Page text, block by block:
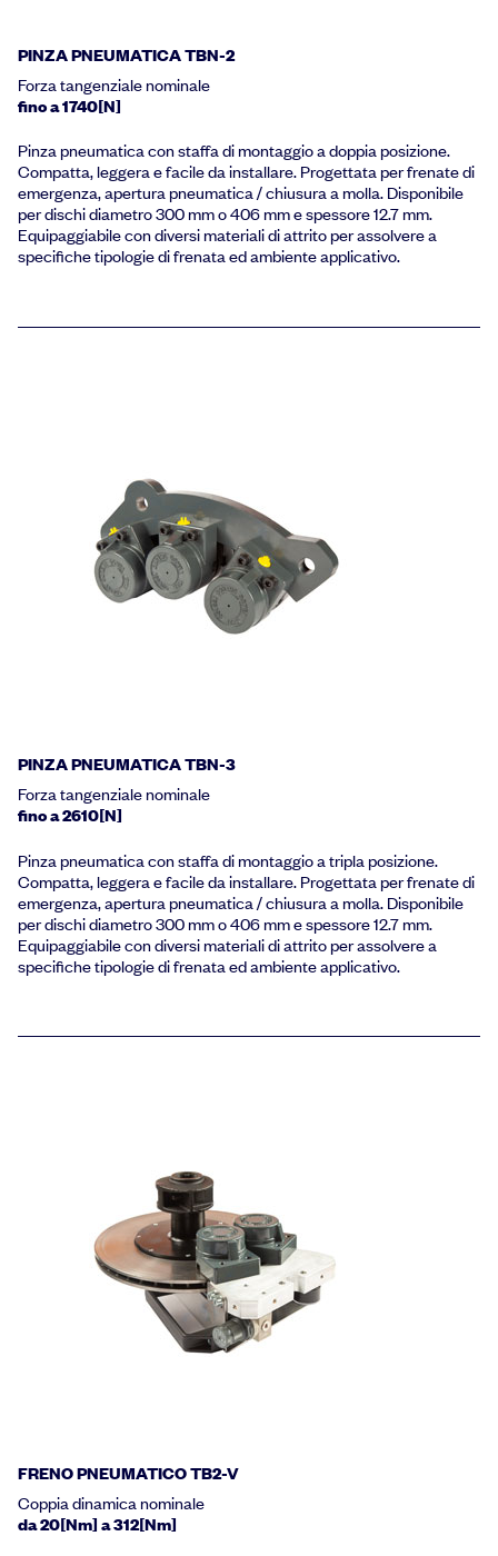
PINZA PNEUMATICA TBN-2
Forza tangenziale nominale
fino a 1740[N]
Pinza pneumatica con staffa di montaggio a doppia posizione.
Compatta, leggera e facile da installare. Progettata per frenate di
emergenza, apertura pneumatica / chiusura a molla. Disponibile
per dischi diametro 300 mm o 406 mm e spessore 12.7 mm.
Equipaggiabile con diversi materiali di attrito per assolvere a
specifiche tipologie di frenata ed ambiente applicativo.
PINZA PNEUMATICA TBN-3
Forza tangenziale nominale
fino a 2610[N]
Pinza pneumatica con staffa di montaggio a tripla posizione.
Compatta, leggera e facile da installare. Progettata per frenate di
emergenza, apertura pneumatica / chiusura a molla. Disponibile
per dischi diametro 300 mm o 406 mm e spessore 12.7 mm.
Equipaggiabile con diversi materiali di attrito per assolvere a
specifiche tipologie di frenata ed ambiente applicativo.
FRENO PNEUMATICO TB2-V
Coppia dinamica nominale
da 20[Nm] a 312[Nm]